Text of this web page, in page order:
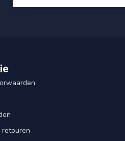
retouren